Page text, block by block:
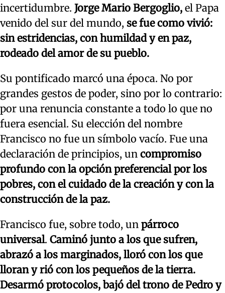
incertidumbre. Jorge Mario Bergoglio, el Papa
venido del sur del mundo, se fue como vivió:
sin estridencias, con humildad y en paz,
rodeado del amor de su pueblo.
Su pontificado marcó una época. No por
grandes gestos de poder, sino por lo contrario:
por una renuncia constante a todo lo que no
fuera esencial. Su elección del nombre
Francisco no fue un símbolo vacío. Fue una
declaración de principios, un compromiso
profundo con la opción preferencial por los
pobres, con el cuidado de la creación y con la
construcción de la paz.
Francisco fue, sobre todo, un párroco
universal. Caminó junto a los que sufren,
abrazó a los marginados, lloró con los que
lloran y rió con los pequeños de la tierra.
Desarmó protocolos, bajó del trono de Pedro y